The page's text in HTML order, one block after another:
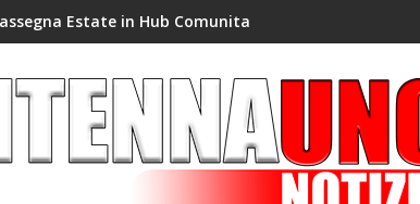
Estate in Hub Comunita